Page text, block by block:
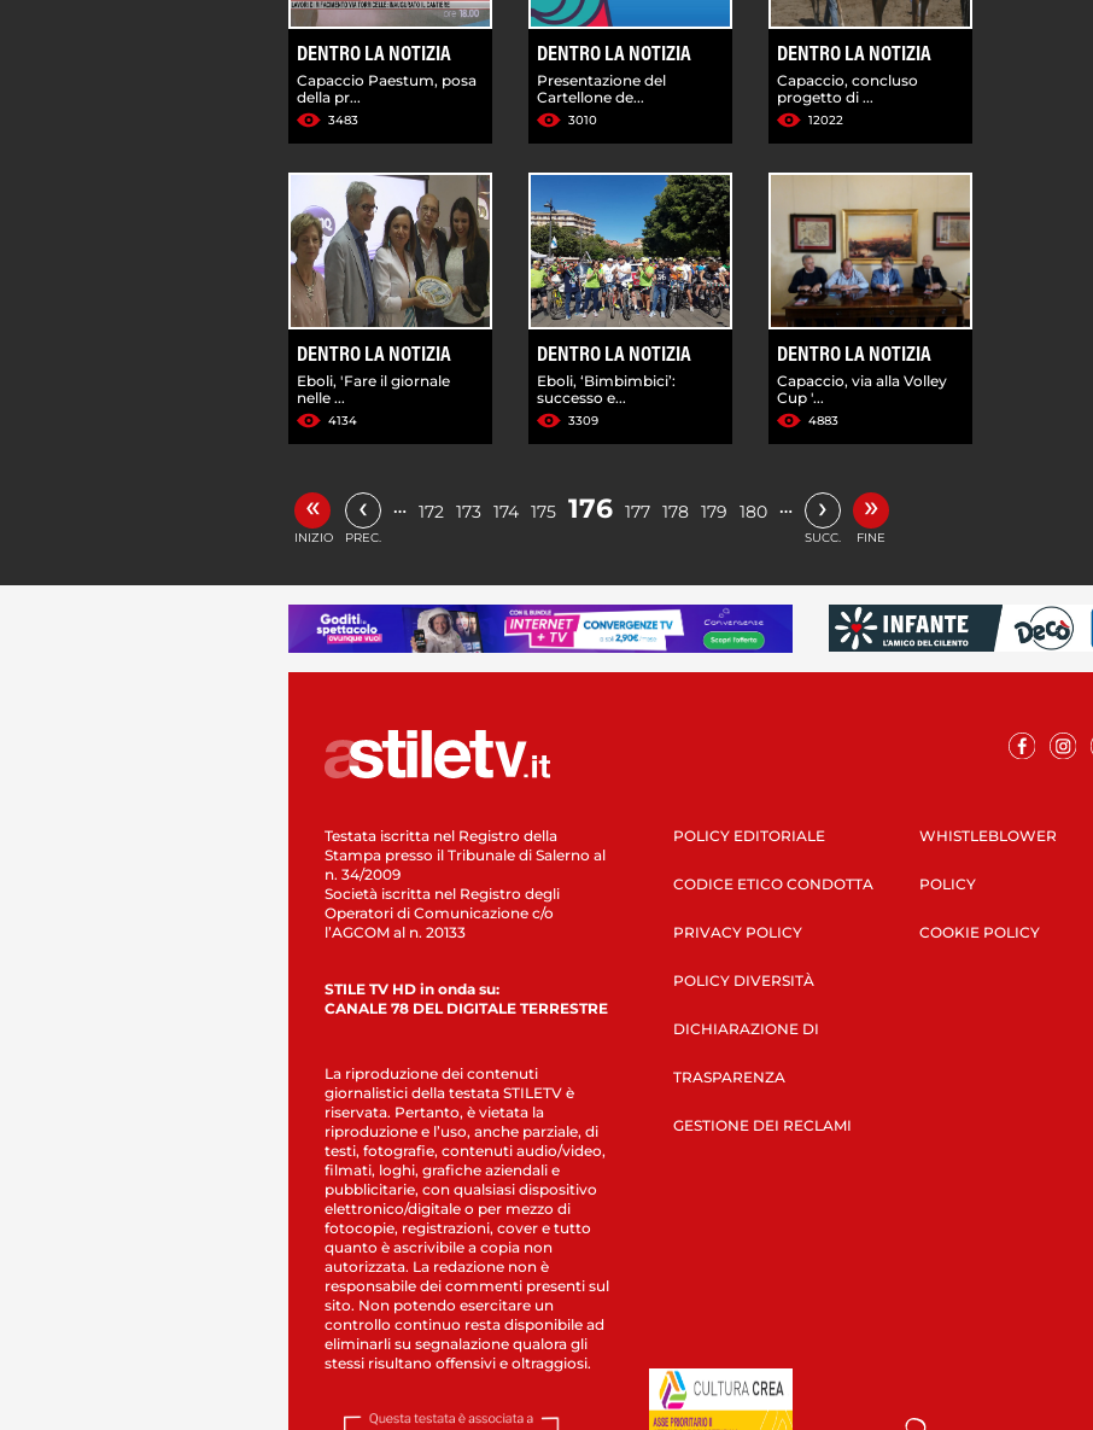
DENTRO LA NOTIZIA
Capaccio Paestum, posa
della pr...
3483
DENTRO LA NOTIZIA
Presentazione del
Cartellone de...
3010
DENTRO LA NOTIZIA
Capaccio, concluso
progetto di ...
12022
DENTRO LA NOTIZIA
Eboli, 'Fare il giornale
nelle ...
4134
DENTRO LA NOTIZIA
Eboli, ‘Bimbimbici’:
successo e...
3309
DENTRO LA NOTIZIA
Capaccio, via alla Volley
Cup '...
4883
«
INIZIO
‹
PREC.
… 172 173 174 175 176 177 178 179 180 … ›
SUCC.
»
FINE
Testata iscritta nel Registro della
Stampa presso il Tribunale di Salerno al
n. 34/2009
Società iscritta nel Registro degli
Operatori di Comunicazione c/o
l’AGCOM al n. 20133
STILE TV HD in onda su:
CANALE 78 DEL DIGITALE TERRESTRE
La riproduzione dei contenuti
giornalistici della testata STILETV è
riservata. Pertanto, è vietata la
riproduzione e l’uso, anche parziale, di
testi, fotografie, contenuti audio/video,
filmati, loghi, grafiche aziendali e
pubblicitarie, con qualsiasi dispositivo
elettronico/digitale o per mezzo di
fotocopie, registrazioni, cover e tutto
quanto è ascrivibile a copia non
autorizzata. La redazione non è
responsabile dei commenti presenti sul
sito. Non potendo esercitare un
controllo continuo resta disponibile ad
eliminarli su segnalazione qualora gli
stessi risultano offensivi e oltraggiosi.
POLICY EDITORIALE
CODICE ETICO CONDOTTA
PRIVACY POLICY
POLICY DIVERSITÀ
DICHIARAZIONE DI
TRASPARENZA
GESTIONE DEI RECLAMI
WHISTLEBLOWER
POLICY
COOKIE POLICY